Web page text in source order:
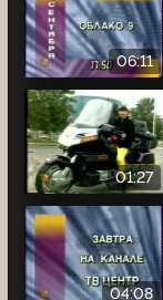
06:11
01:27
04:08